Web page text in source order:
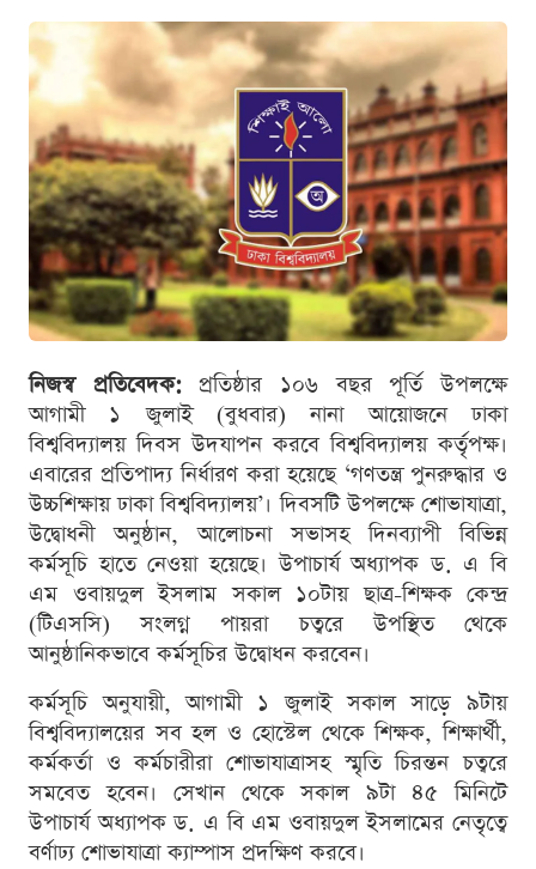
নিজস্ব প্রতিবেদক:প্রতিষ্ঠার ১০৬ বছর পূর্তি উপলক্ষে
আগামী ১ জুলাই (বুধবার) নানা আয়োজনে ঢাকা
বিশ্ববিদ্যালয় দিবস উদযাপন করবে বিশ্ববিদ্যালয় কর্তৃপক্ষ।
এবারের প্রতিপাদ্য নির্ধারণ করা হয়েছে ‘গণতন্ত্র পুনরুদ্ধার ও
উচ্চশিক্ষায় ঢাকা বিশ্ববিদ্যালয়’। দিবসটি উপলক্ষে শোভাযাত্রা,
উদ্বোধনী অনুষ্ঠান, আলোচনা সভাসহ দিনব্যাপী বিভিন্ন
কর্মসূচি হাতে নেওয়া হয়েছে। উপাচার্য অধ্যাপক ড. এ বি
এম ওবায়দুল ইসলাম সকাল ১০টায় ছাত্র-শিক্ষক কেন্দ্র
(টিএসসি) সংলগ্ন পায়রা চত্বরে উপস্থিত থেকে
আনুষ্ঠানিকভাবে কর্মসূচির উদ্বোধন করবেন।
কর্মসূচি অনুযায়ী, আগামী ১ জুলাই সকাল সাড়ে ৯টায়
বিশ্ববিদ্যালয়ের সব হল ও হোস্টেল থেকে শিক্ষক, শিক্ষার্থী,
কর্মকর্তা ও কর্মচারীরা শোভাযাত্রাসহ স্মৃতি চিরন্তন চত্বরে
সমবেত হবেন। সেখান থেকে সকাল ৯টা ৪৫ মিনিটে
উপাচার্য অধ্যাপক ড. এ বি এম ওবায়দুল ইসলামের নেতৃত্বে
বর্ণাঢ্য শোভাযাত্রা ক্যাম্পাস প্রদক্ষিণ করবে।